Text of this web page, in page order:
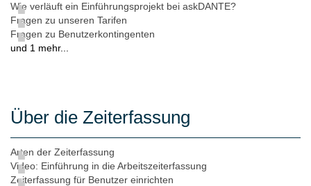
Wie verläuft ein Einführungsprojekt bei askDANTE?
Fragen zu unseren Tarifen
Fragen zu Benutzerkontingenten
und 1 mehr...
Über die Zeiterfassung
Arten der Zeiterfassung
Video: Einführung in die Arbeitszeiterfassung
Zeiterfassung für Benutzer einrichten